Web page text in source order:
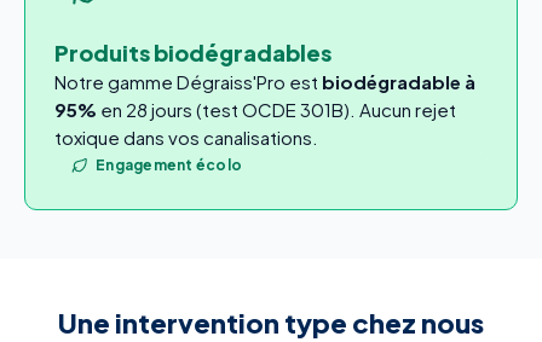
Produits biodégradables
Notre gamme Dégraiss'Pro est biodégradable à
95% en 28 jours (test OCDE 301B). Aucun rejet
toxique dans vos canalisations.
Engagement écolo
Une intervention type chez nous